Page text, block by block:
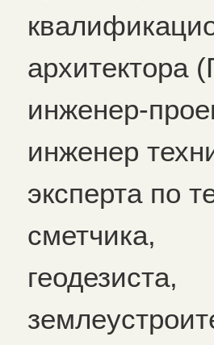
архитектора
инженер-
инженер
эксперта по
сметчика,
геодезиста,